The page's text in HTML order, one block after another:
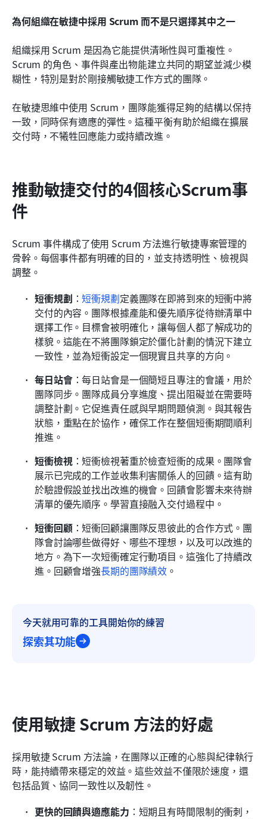
為何組織在敏捷中採用 Scrum 而不是只選擇其中之一
組織採用 Scrum 是因為它能提供清晰性與可重複性。
Scrum 的角色、事件與產出物能建立共同的期望並減少模
糊性，特別是對於剛接觸敏捷工作方式的團隊。
在敏捷思維中使用 Scrum，團隊能獲得足夠的結構以保持
一致，同時保有適應的彈性。這種平衡有助於組織在擴展
交付時，不犧牲回應能力或持續改進。
推動敏捷交付的4個核心Scrum事
件
Scrum 事件構成了使用 Scrum 方法進行敏捷專案管理的
骨幹。每個事件都有明確的目的，並支持透明性、檢視與
調整。
短衝規劃 ：短衝規劃定義團隊在即將到來的短衝中將
交付的內容。團隊根據產能和優先順序從待辦清單中
選擇工作。目標會被明確化，讓每個人都了解成功的
樣貌。這能在不將團隊鎖定於僵化計劃的情況下建立
一致性，並為短衝設定一個現實且共享的方向。
每日站會：每日站會是一個簡短且專注的會議，用於
團隊同步。團隊成員分享進度、提出阻礙並在需要時
調整計劃。它促進責任感與早期問題偵測。與其報告
狀態，重點在於協作，確保工作在整個短衝期間順利
推進。
短衝檢視：短衝檢視著重於檢查短衝的成果。團隊會
展示已完成的工作並收集利害關係人的回饋。這有助
於驗證假設並找出改進的機會。回饋會影響未來待辦
清單的優先順序。學習直接融入交付過程中。
短衝回顧：短衝回顧讓團隊反思彼此的合作方式。團
隊會討論哪些做得好、哪些不理想，以及可以改進的
地方。為下一次短衝確定行動項目。這強化了持續改
進。回顧會增強長期的團隊績效 。
今天就用可靠的工具開始你的練習
探索其功能
使用敏捷 Scrum 方法的好處
採用敏捷 Scrum 方法論，在團隊以正確的心態與紀律執行
時，能持續帶來穩定的效益。這些效益不僅限於速度，還
包括品質、協同一致性以及韌性。
更快的回饋與適應能力 ：短期且有時間限制的衝刺，